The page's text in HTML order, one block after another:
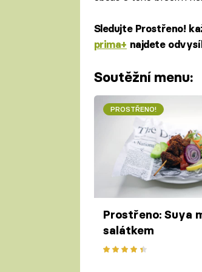
Sledujte Prostřeno!
prima+ najdete
Soutěžní menu:
PROSTŘENO!
Prostřeno: Suya
salátkem